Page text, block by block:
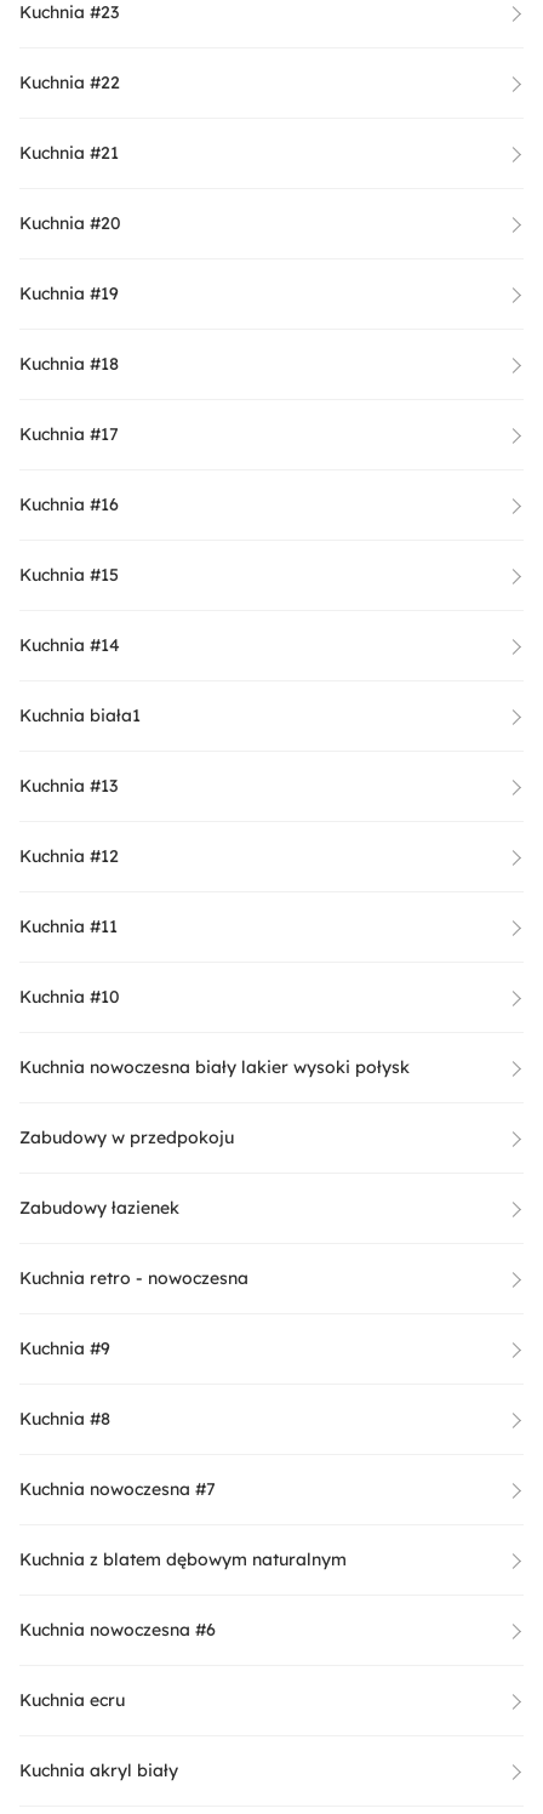
Kuchnia #23
Kuchnia #22
Kuchnia #21
Kuchnia #20
Kuchnia #19
Kuchnia #18
Kuchnia #17
Kuchnia #16
Kuchnia #15
Kuchnia #14
Kuchnia biała1
Kuchnia #13
Kuchnia #12
Kuchnia #11
Kuchnia #10
Kuchnia nowoczesna biały lakier wysoki połysk
Zabudowy w przedpokoju
Zabudowy łazienek
Kuchnia retro - nowoczesna
Kuchnia #9
Kuchnia #8
Kuchnia nowoczesna #7
Kuchnia z blatem dębowym naturalnym
Kuchnia nowoczesna #6
Kuchnia ecru
Kuchnia akryl biały